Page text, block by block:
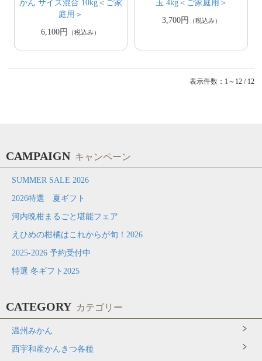
かん サイズ混合 10kg＜ご家
庭用＞
6,100円
（税込み）
玉 4kg＜ご家庭用＞
3,700円
（税込み）
表示件数：1～12 / 12
CAMPAIGN キャンペーン
SUMMER SALE 2026
2026特選 夏ギフト
河内晩柑まるごと堪能フェア
えひめの柑橘はこれからが旬！2026
2025-2026 予約受付中
特選 冬ギフト2025
CATEGORY カテゴリー
温州みかん
西宇和産かんきつ各種